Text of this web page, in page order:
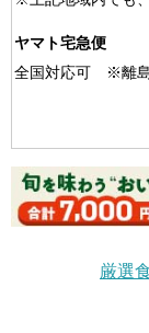
ヤマト宅急便
全国対応可 ※離島
厳選